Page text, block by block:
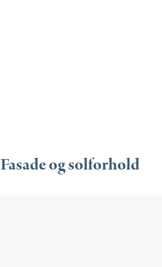
Fasade og solforhold